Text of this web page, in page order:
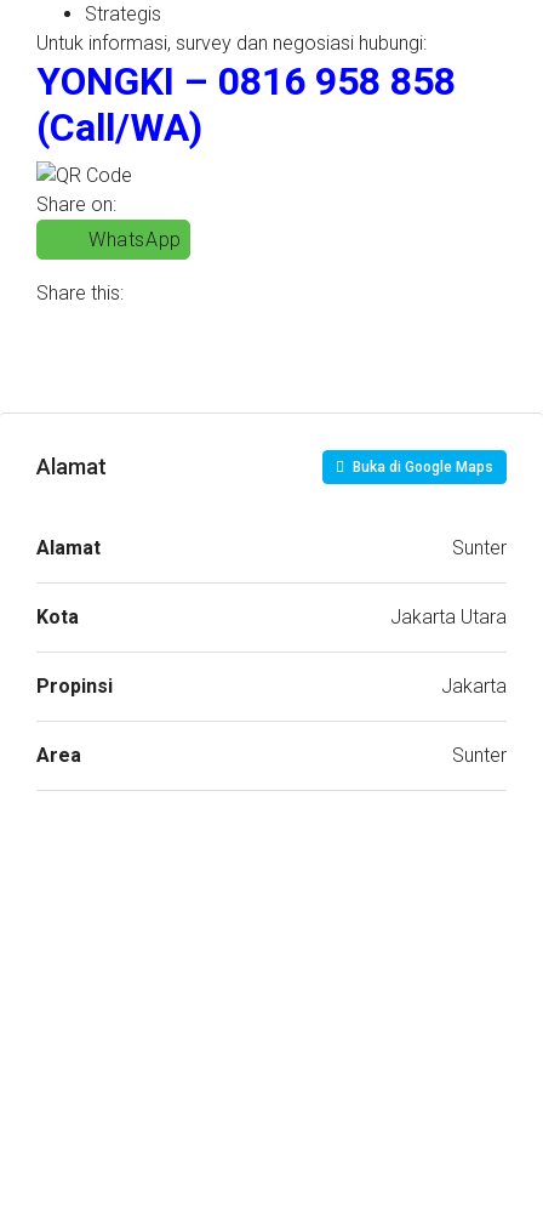
Strategis
Untuk informasi, survey dan negosiasi hubungi:
YONGKI – 0816 958 858
(Call/WA)
Share on:
WhatsApp
Share this:
Alamat Buka di Google Maps
Alamat Sunter
Kota Jakarta Utara
Propinsi Jakarta
Area Sunter